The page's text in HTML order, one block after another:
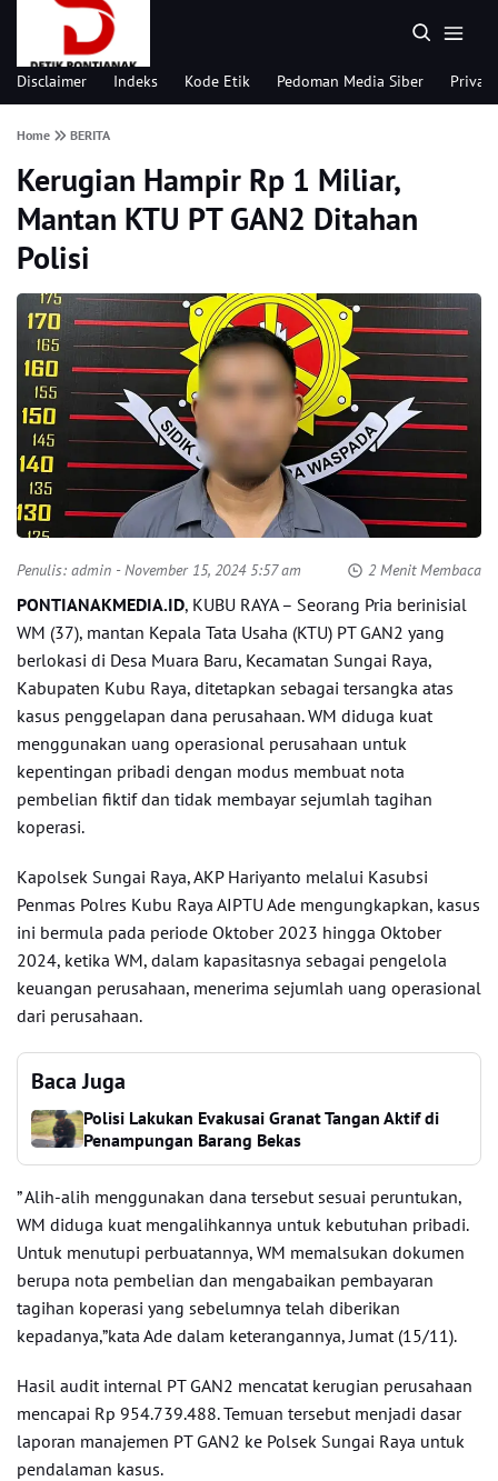
Disclaimer Indeks Kode Etik Pedoman Media Siber
Home BERITA
Kerugian Hampir Rp 1 Miliar,
Mantan KTU PT GAN2 Ditahan
Polisi
Penulis: admin - November 15, 2024 5:57 am 2 Menit Membaca
PONTIANAKMEDIA.ID, KUBU RAYA – Seorang Pria berinisial
WM (37), mantan Kepala Tata Usaha (KTU) PT GAN2 yang
berlokasi di Desa Muara Baru, Kecamatan Sungai Raya,
Kabupaten Kubu Raya, ditetapkan sebagai tersangka atas
kasus penggelapan dana perusahaan. WM diduga kuat
menggunakan uang operasional perusahaan untuk
kepentingan pribadi dengan modus membuat nota
pembelian fiktif dan tidak membayar sejumlah tagihan
koperasi.
Kapolsek Sungai Raya, AKP Hariyanto melalui Kasubsi
Penmas Polres Kubu Raya AIPTU Ade mengungkapkan, kasus
ini bermula pada periode Oktober 2023 hingga Oktober
2024, ketika WM, dalam kapasitasnya sebagai pengelola
keuangan perusahaan, menerima sejumlah uang operasional
dari perusahaan.
Baca Juga
Polisi Lakukan Evakusai Granat Tangan Aktif di
Penampungan Barang Bekas
” Alih-alih menggunakan dana tersebut sesuai peruntukan,
WM diduga kuat mengalihkannya untuk kebutuhan pribadi.
Untuk menutupi perbuatannya, WM memalsukan dokumen
berupa nota pembelian dan mengabaikan pembayaran
tagihan koperasi yang sebelumnya telah diberikan
kepadanya,”kata Ade dalam keterangannya, Jumat (15/11).
Hasil audit internal PT GAN2 mencatat kerugian perusahaan
mencapai Rp 954.739.488. Temuan tersebut menjadi dasar
laporan manajemen PT GAN2 ke Polsek Sungai Raya untuk
pendalaman kasus.